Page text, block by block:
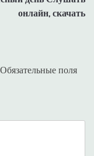
онлайн, скачать
Обязательные поля